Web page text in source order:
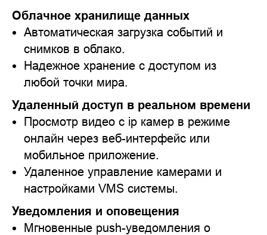
Облачное хранилище данных
Автоматическая загрузка событий и
снимков в облако.
Надежное хранение с доступом из
любой точки мира.
Удаленный доступ в реальном времени
Просмотр видео с ip камер в режиме
онлайн через веб-интерфейс или
мобильное приложение.
Удаленное управление камерами и
настройками VMS системы.
Уведомления и оповещения
Мгновенные push-уведомления о